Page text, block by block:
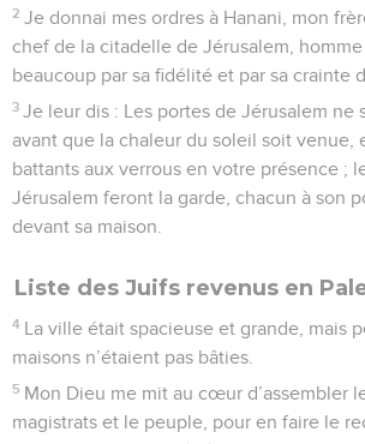
2 Je donnai mes ordres à Hanani, mon
chef de la citadelle de Jérusalem,
beaucoup par sa fidélité et par sa crainte
3 Je leur dis : Les portes de Jérusalem ne
avant que la chaleur du soleil soit venue,
battants aux verrous en votre présence ;
Jérusalem feront la garde, chacun à son
devant sa maison.
Liste des Juifs revenus en
4 La ville était spacieuse et grande, mais
maisons n’étaient pas bâties.
5 Mon Dieu me mit au cœur d’assembler
magistrats et le peuple, pour en faire le